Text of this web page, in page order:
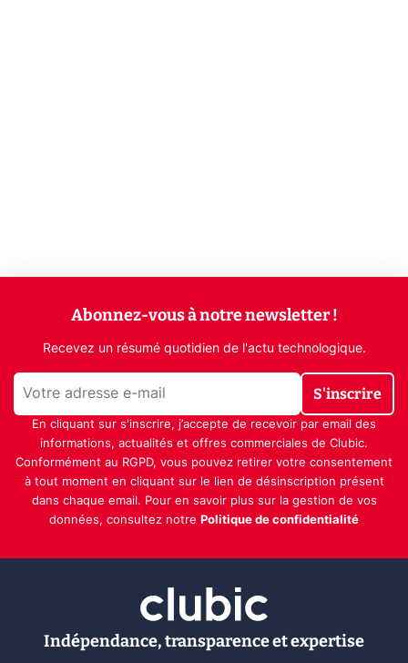
Abonnez-vous à notre newsletter !
Recevez un résumé quotidien de l'actu technologique.
S'inscrire
En cliquant sur s'inscrire, j’accepte de recevoir par email des
informations, actualités et offres commerciales de Clubic.
Conformément au RGPD, vous pouvez retirer votre consentement
à tout moment en cliquant sur le lien de désinscription présent
dans chaque email. Pour en savoir plus sur la gestion de vos
données, consultez notre Politique de confidentialité
Indépendance, transparence et expertise